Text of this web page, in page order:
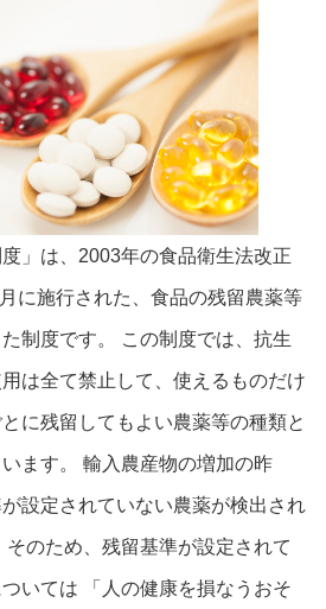
度」は、2003年の食品衛生法改正
に施行された、食品の残留農薬等
制度です。 この制度では、抗生
は全て禁止して、使えるものだけ
に残留してもよい農薬等の種類と
ます。 輸入農産物の増加の昨
設定されていない農薬が検出され
そのため、残留基準が設定されて
いては 「人の健康を損なうおそ